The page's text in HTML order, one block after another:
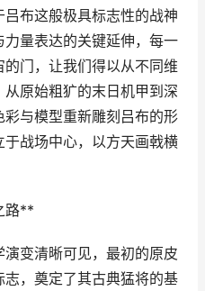
布这般极具标志性的战神
量表达的关键延伸，每一
门，让我们得以从不同维
原始粗犷的末日机甲到深
与模型重新雕刻吕布的形
战场中心，以方天画戟横
路**
变清晰可见，最初的原皮
，奠定了其古典猛将的基